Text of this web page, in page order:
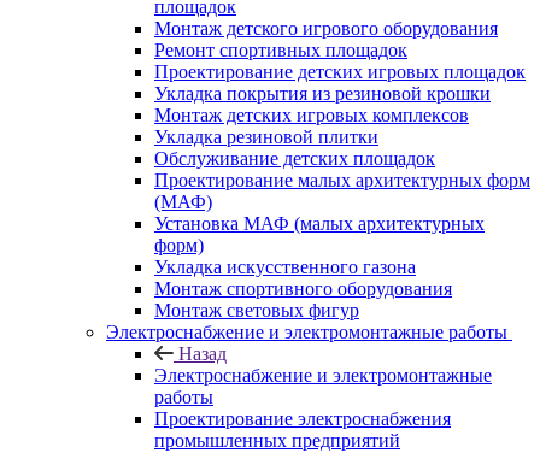
площадок
Монтаж детского игрового оборудования
Ремонт спортивных площадок
Проектирование детских игровых площадок
Укладка покрытия из резиновой крошки
Монтаж детских игровых комплексов
Укладка резиновой плитки
Обслуживание детских площадок
Проектирование малых архитектурных форм
(МАФ)
Установка МАФ (малых архитектурных
форм)
Укладка искусственного газона
Монтаж спортивного оборудования
Монтаж световых фигур
Электроснабжение и электромонтажные работы
Назад
Электроснабжение и электромонтажные
работы
Проектирование электроснабжения
промышленных предприятий